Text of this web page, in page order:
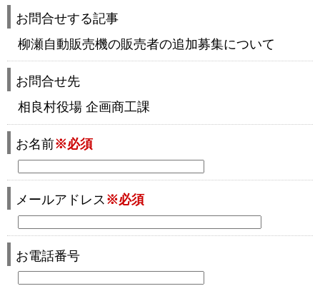
お問合せする記事
柳瀬自動販売機の販売者の追加募集について
お問合せ先
相良村役場 企画商工課
お名前※必須
メールアドレス※必須
お電話番号